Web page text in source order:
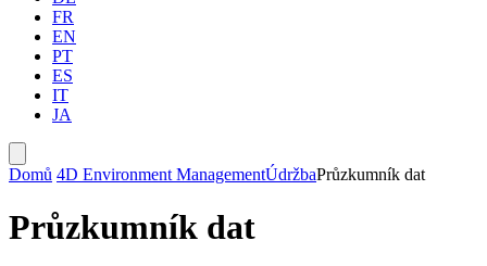
FR
EN
PT
ES
IT
JA
Domů 4D Environment ManagementÚdržbaPrůzkumník dat
Průzkumník dat